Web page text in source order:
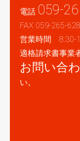
電話 059-
FAX 059-265-
営業時間 8:30-
適格請求書事業
お問い合
い。